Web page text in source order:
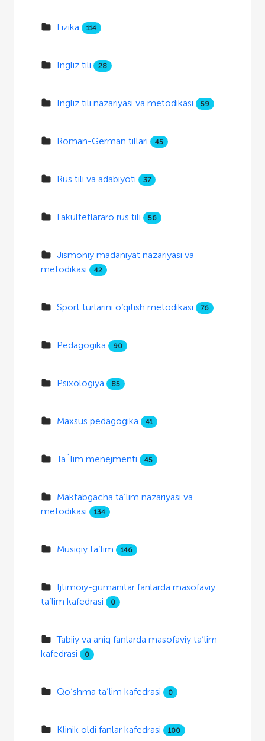
Fizika 114
Ingliz tili 28
Ingliz tili nazariyasi va metodikasi 59
Roman-German tillari 45
Rus tili va adabiyoti 37
Fakultetlararo rus tili 56
Jismoniy madaniyat nazariyasi va
metodikasi
42
Sport turlarini o‘qitish metodikasi 76
Pedagogika 90
Psixologiya 85
Maxsus pedagogika 41
Ta`lim menejmenti 45
Maktabgacha ta’lim nazariyasi va
metodikasi
134
Musiqiy ta’lim 146
Ijtimoiy-gumanitar fanlarda masofaviy
ta’lim kafedrasi
0
Tabiiy va aniq fanlarda masofaviy ta’lim
kafedrasi
0
Qo‘shma ta’lim kafedrasi 0
Klinik oldi fanlar kafedrasi 100